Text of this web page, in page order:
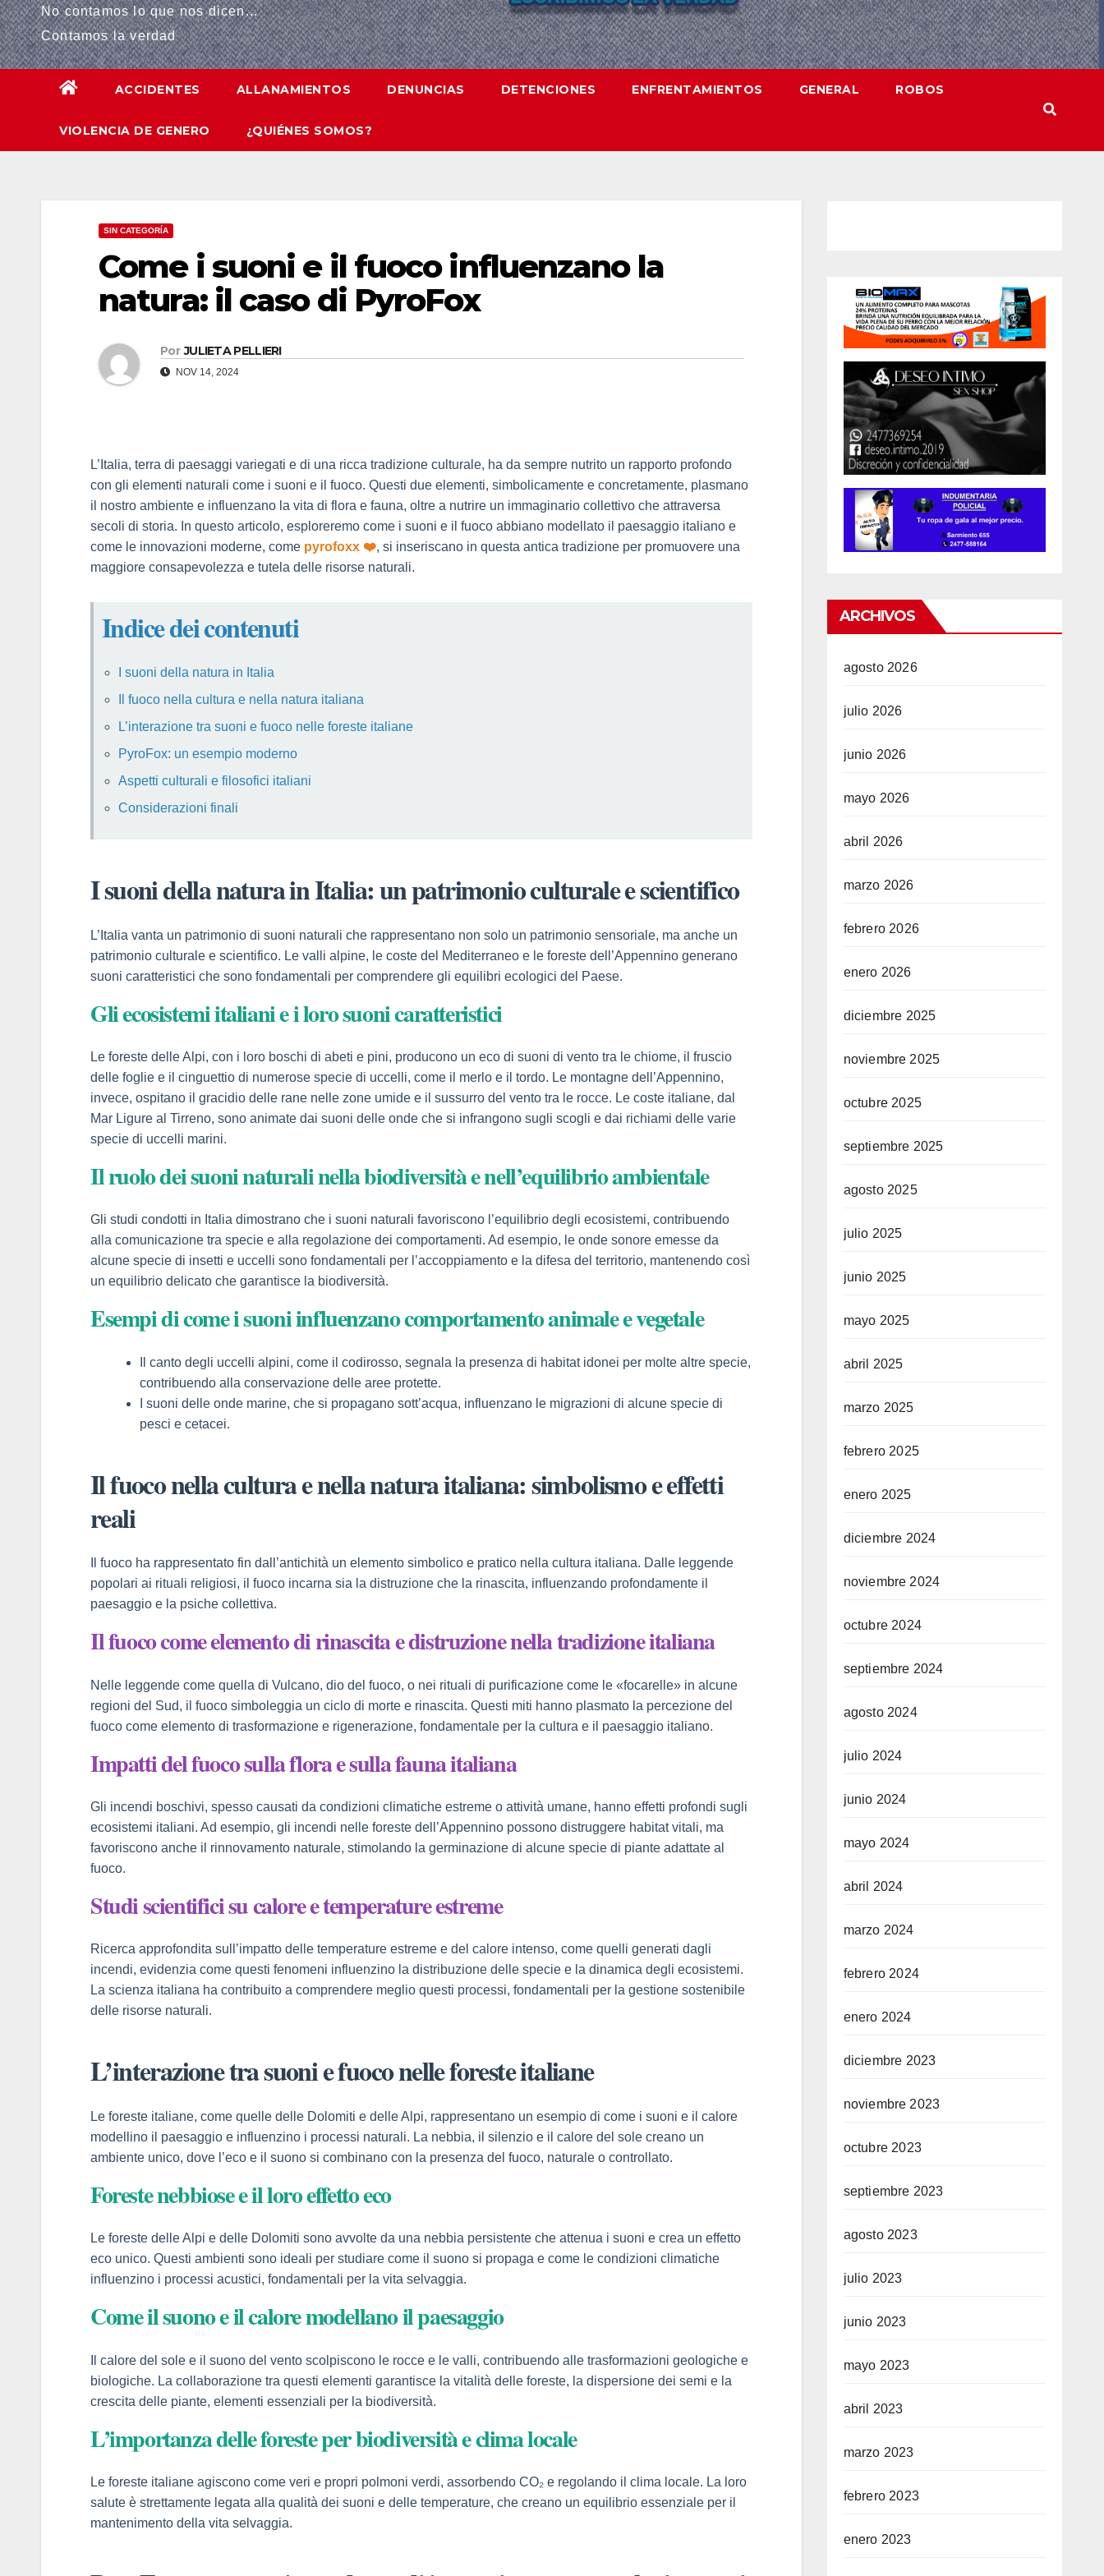
No contamos lo que nos dicen...
Contamos la verdad
ACCIDENTES ALLANAMIENTOS DENUNCIAS DETENCIONES ENFRENTAMIENTOS GENERAL ROBOS
VIOLENCIA DE GENERO ¿QUIÉNES SOMOS?
SIN CATEGORÍA
Come i suoni e il fuoco influenzano la
natura: il caso di PyroFox
Por JULIETA PELLIERI
NOV 14, 2024
L’Italia, terra di paesaggi variegati e di una ricca tradizione culturale, ha da sempre nutrito un rapporto profondo
con gli elementi naturali come i suoni e il fuoco. Questi due elementi, simbolicamente e concretamente, plasmano
il nostro ambiente e influenzano la vita di flora e fauna, oltre a nutrire un immaginario collettivo che attraversa
secoli di storia. In questo articolo, esploreremo come i suoni e il fuoco abbiano modellato il paesaggio italiano e
come le innovazioni moderne, come pyrofoxx ❤️, si inseriscano in questa antica tradizione per promuovere una
maggiore consapevolezza e tutela delle risorse naturali.
Indice dei contenuti
I suoni della natura in Italia
Il fuoco nella cultura e nella natura italiana
L’interazione tra suoni e fuoco nelle foreste italiane
PyroFox: un esempio moderno
Aspetti culturali e filosofici italiani
Considerazioni finali
I suoni della natura in Italia: un patrimonio culturale e scientifico
L’Italia vanta un patrimonio di suoni naturali che rappresentano non solo un patrimonio sensoriale, ma anche un
patrimonio culturale e scientifico. Le valli alpine, le coste del Mediterraneo e le foreste dell’Appennino generano
suoni caratteristici che sono fondamentali per comprendere gli equilibri ecologici del Paese.
Gli ecosistemi italiani e i loro suoni caratteristici
Le foreste delle Alpi, con i loro boschi di abeti e pini, producono un eco di suoni di vento tra le chiome, il fruscio
delle foglie e il cinguettio di numerose specie di uccelli, come il merlo e il tordo. Le montagne dell’Appennino,
invece, ospitano il gracidio delle rane nelle zone umide e il sussurro del vento tra le rocce. Le coste italiane, dal
Mar Ligure al Tirreno, sono animate dai suoni delle onde che si infrangono sugli scogli e dai richiami delle varie
specie di uccelli marini.
Il ruolo dei suoni naturali nella biodiversità e nell’equilibrio ambientale
Gli studi condotti in Italia dimostrano che i suoni naturali favoriscono l’equilibrio degli ecosistemi, contribuendo
alla comunicazione tra specie e alla regolazione dei comportamenti. Ad esempio, le onde sonore emesse da
alcune specie di insetti e uccelli sono fondamentali per l’accoppiamento e la difesa del territorio, mantenendo così
un equilibrio delicato che garantisce la biodiversità.
Esempi di come i suoni influenzano comportamento animale e vegetale
Il canto degli uccelli alpini, come il codirosso, segnala la presenza di habitat idonei per molte altre specie,
contribuendo alla conservazione delle aree protette.
I suoni delle onde marine, che si propagano sott’acqua, influenzano le migrazioni di alcune specie di
pesci e cetacei.
Il fuoco nella cultura e nella natura italiana: simbolismo e effetti
reali
Il fuoco ha rappresentato fin dall’antichità un elemento simbolico e pratico nella cultura italiana. Dalle leggende
popolari ai rituali religiosi, il fuoco incarna sia la distruzione che la rinascita, influenzando profondamente il
paesaggio e la psiche collettiva.
Il fuoco come elemento di rinascita e distruzione nella tradizione italiana
Nelle leggende come quella di Vulcano, dio del fuoco, o nei rituali di purificazione come le «focarelle» in alcune
regioni del Sud, il fuoco simboleggia un ciclo di morte e rinascita. Questi miti hanno plasmato la percezione del
fuoco come elemento di trasformazione e rigenerazione, fondamentale per la cultura e il paesaggio italiano.
Impatti del fuoco sulla flora e sulla fauna italiana
Gli incendi boschivi, spesso causati da condizioni climatiche estreme o attività umane, hanno effetti profondi sugli
ecosistemi italiani. Ad esempio, gli incendi nelle foreste dell’Appennino possono distruggere habitat vitali, ma
favoriscono anche il rinnovamento naturale, stimolando la germinazione di alcune specie di piante adattate al
fuoco.
Studi scientifici su calore e temperature estreme
Ricerca approfondita sull’impatto delle temperature estreme e del calore intenso, come quelli generati dagli
incendi, evidenzia come questi fenomeni influenzino la distribuzione delle specie e la dinamica degli ecosistemi.
La scienza italiana ha contribuito a comprendere meglio questi processi, fondamentali per la gestione sostenibile
delle risorse naturali.
L’interazione tra suoni e fuoco nelle foreste italiane
Le foreste italiane, come quelle delle Dolomiti e delle Alpi, rappresentano un esempio di come i suoni e il calore
modellino il paesaggio e influenzino i processi naturali. La nebbia, il silenzio e il calore del sole creano un
ambiente unico, dove l’eco e il suono si combinano con la presenza del fuoco, naturale o controllato.
Foreste nebbiose e il loro effetto eco
Le foreste delle Alpi e delle Dolomiti sono avvolte da una nebbia persistente che attenua i suoni e crea un effetto
eco unico. Questi ambienti sono ideali per studiare come il suono si propaga e come le condizioni climatiche
influenzino i processi acustici, fondamentali per la vita selvaggia.
Come il suono e il calore modellano il paesaggio
Il calore del sole e il suono del vento scolpiscono le rocce e le valli, contribuendo alle trasformazioni geologiche e
biologiche. La collaborazione tra questi elementi garantisce la vitalità delle foreste, la dispersione dei semi e la
crescita delle piante, elementi essenziali per la biodiversità.
L’importanza delle foreste per biodiversità e clima locale
Le foreste italiane agiscono come veri e propri polmoni verdi, assorbendo CO₂ e regolando il clima locale. La loro
salute è strettamente legata alla qualità dei suoni e delle temperature, che creano un equilibrio essenziale per il
mantenimento della vita selvaggia.
ARCHIVOS
agosto 2026
julio 2026
junio 2026
mayo 2026
abril 2026
marzo 2026
febrero 2026
enero 2026
diciembre 2025
noviembre 2025
octubre 2025
septiembre 2025
agosto 2025
julio 2025
junio 2025
mayo 2025
abril 2025
marzo 2025
febrero 2025
enero 2025
diciembre 2024
noviembre 2024
octubre 2024
septiembre 2024
agosto 2024
julio 2024
junio 2024
mayo 2024
abril 2024
marzo 2024
febrero 2024
enero 2024
diciembre 2023
noviembre 2023
octubre 2023
septiembre 2023
agosto 2023
julio 2023
junio 2023
mayo 2023
abril 2023
marzo 2023
febrero 2023
enero 2023